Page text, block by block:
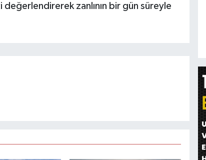
zanlının bir gün süreyle